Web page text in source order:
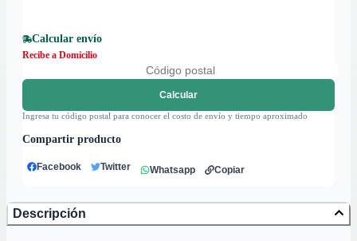
Calcular envío
Recibe a Domicilio
Calcular
Ingresa tu código postal para conocer el costo de envío y tiempo aproximado
Compartir producto
Facebook Twitter Whatsapp Copiar
Descripción